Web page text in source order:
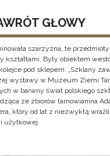
GŁOWY
szarzyzna, te
kształtami. Były obiektem
pod sklepem. „Szklany
wystawy w Muzeum Ziemi
w barwny świat polskiego
ze zbiorów tarnowianina
który od lat z niezwykłą
użytkowej.